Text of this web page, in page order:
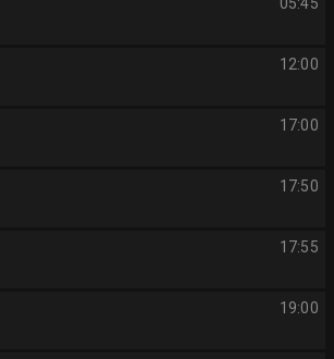
12:00
17:00
17:50
17:55
19:00